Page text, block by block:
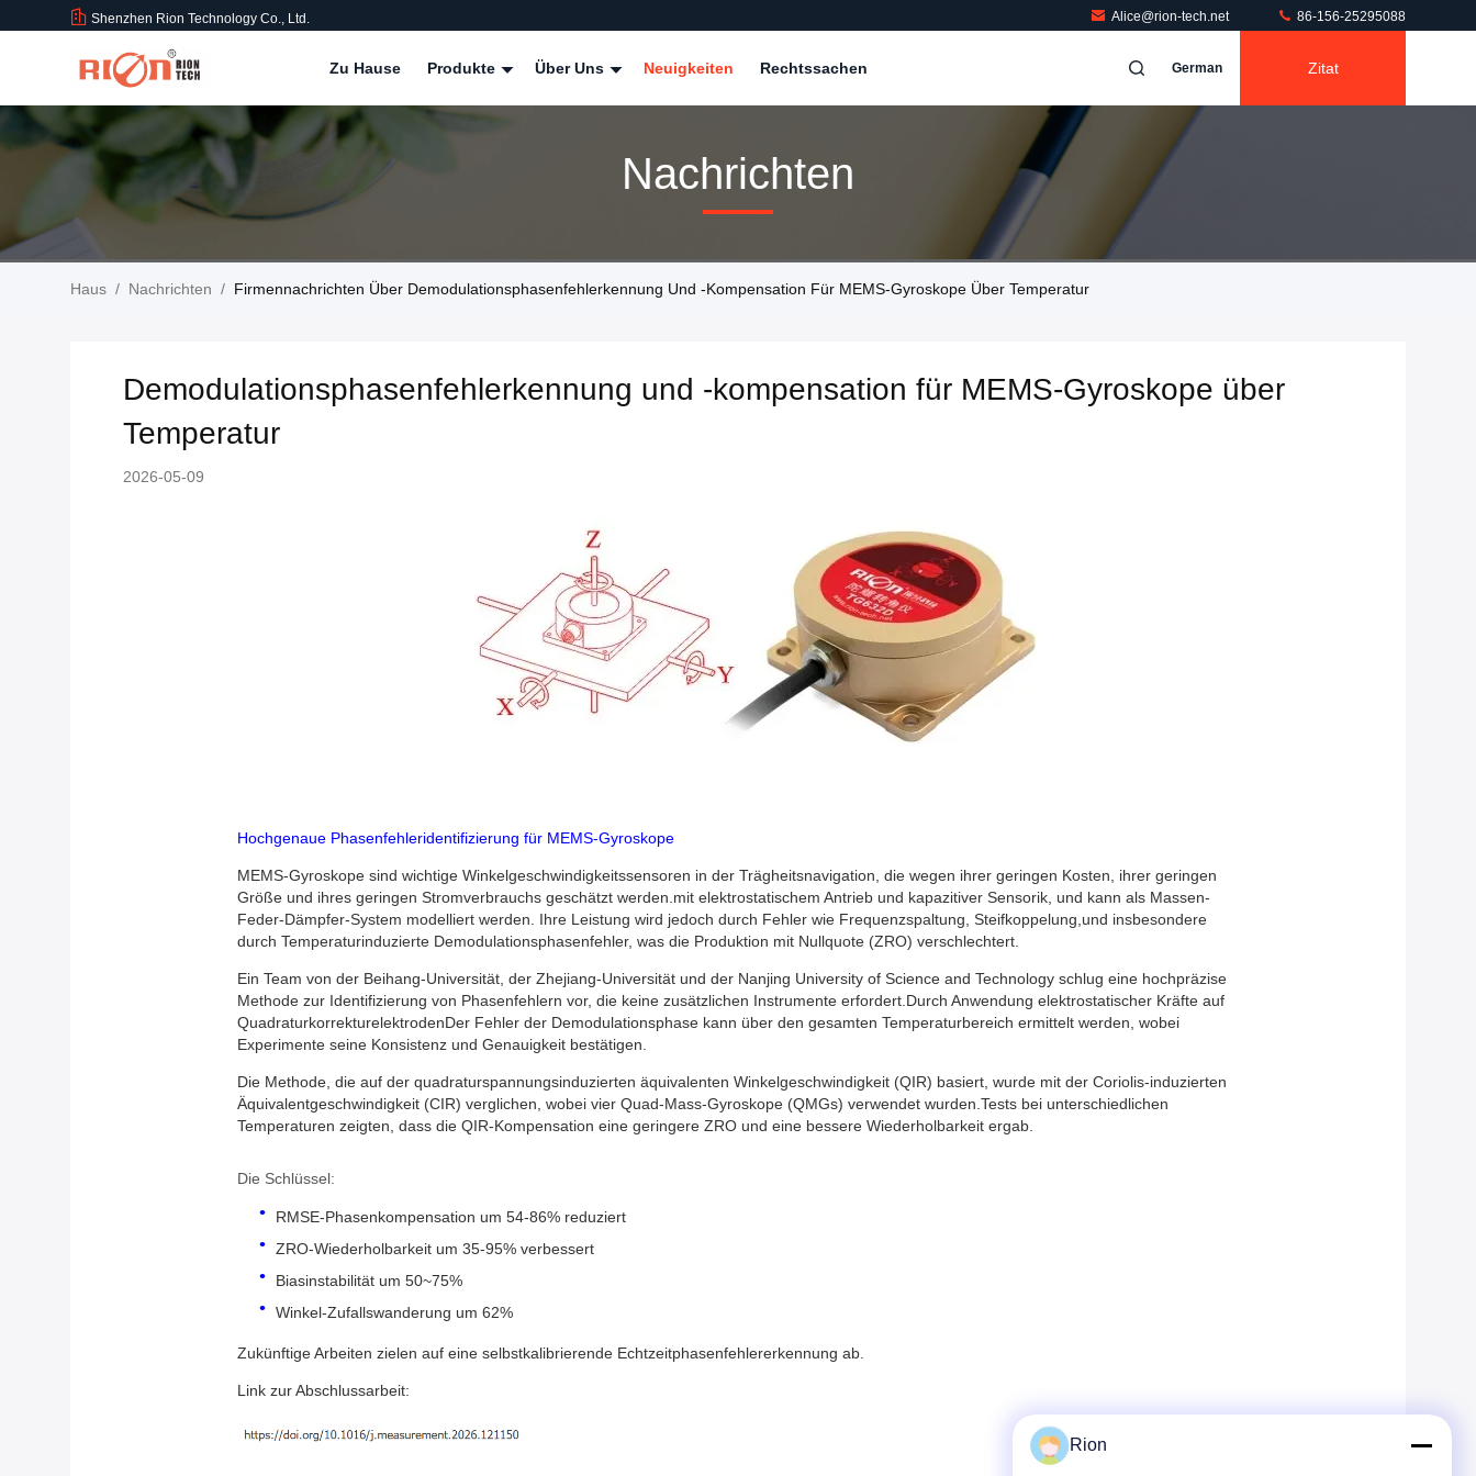
Shenzhen Rion Technology Co., Ltd. Alice@rion-tech.net 86-156-25295088
Zu Hause Produkte Über Uns Neuigkeiten Rechtssachen German Zitat
Nachrichten
Haus / Nachrichten / Firmennachrichten Über Demodulationsphasenfehlerkennung Und -kompensation Für MEMS-Gyroskope Über Temperatur
Demodulationsphasenfehlerkennung und -kompensation für MEMS-Gyroskope über
Temperatur
2026-05-09
Hochgenaue Phasenfehleridentifizierung für MEMS-Gyroskope
MEMS-Gyroskope sind wichtige Winkelgeschwindigkeitssensoren in der Trägheitsnavigation, die wegen ihrer geringen Kosten, ihrer geringen
Größe und ihres geringen Stromverbrauchs geschätzt werden.mit elektrostatischem Antrieb und kapazitiver Sensorik, und kann als Massen-
Feder-Dämpfer-System modelliert werden. Ihre Leistung wird jedoch durch Fehler wie Frequenzspaltung, Steifkoppelung,und insbesondere
durch Temperaturinduzierte Demodulationsphasenfehler, was die Produktion mit Nullquote (ZRO) verschlechtert.
Ein Team von der Beihang-Universität, der Zhejiang-Universität und der Nanjing University of Science and Technology schlug eine hochpräzise
Methode zur Identifizierung von Phasenfehlern vor, die keine zusätzlichen Instrumente erfordert.Durch Anwendung elektrostatischer Kräfte auf
QuadraturkorrekturelektrodenDer Fehler der Demodulationsphase kann über den gesamten Temperaturbereich ermittelt werden, wobei
Experimente seine Konsistenz und Genauigkeit bestätigen.
Die Methode, die auf der quadraturspannungsinduzierten äquivalenten Winkelgeschwindigkeit (QIR) basiert, wurde mit der Coriolis-induzierten
Äquivalentgeschwindigkeit (CIR) verglichen, wobei vier Quad-Mass-Gyroskope (QMGs) verwendet wurden.Tests bei unterschiedlichen
Temperaturen zeigten, dass die QIR-Kompensation eine geringere ZRO und eine bessere Wiederholbarkeit ergab.
Die Schlüssel:
RMSE-Phasenkompensation um 54-86% reduziert
ZRO-Wiederholbarkeit um 35-95% verbessert
Biasinstabilität um 50~75%
Winkel-Zufallswanderung um 62%
Zukünftige Arbeiten zielen auf eine selbstkalibrierende Echtzeitphasenfehlererkennung ab.
Link zur Abschlussarbeit:
Rion